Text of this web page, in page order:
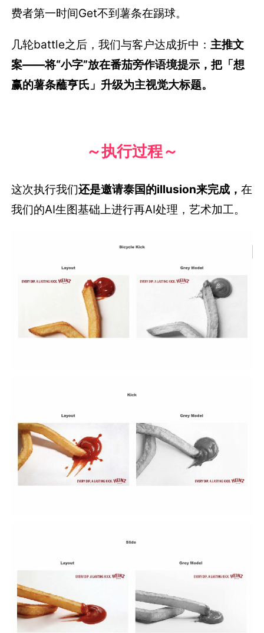
费者第一时间Get不到薯条在踢球。
几轮battle之后，我们与客户达成折中：主推文
案——将“小字”放在番茄旁作语境提示，把「想
赢的薯条蘸亨氏」升级为主视觉大标题。
～执行过程～
这次执行我们还是邀请泰国的illusion来完成，在
我们的AI生图基础上进行再AI处理，艺术加工。